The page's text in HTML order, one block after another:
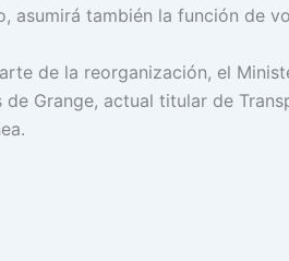
asumirá también la función de
de la reorganización, el
de Grange, actual titular de